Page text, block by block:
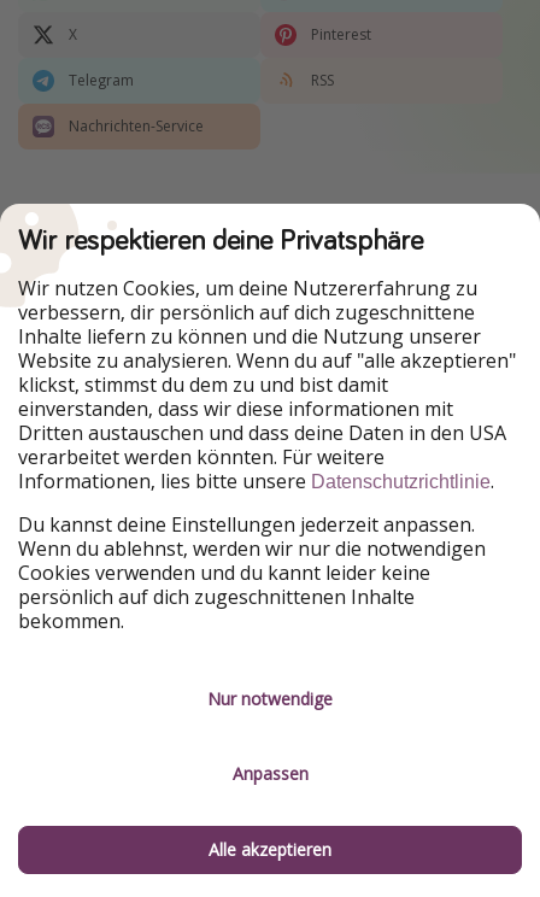
X Pinterest
Telegram RSS
Nachrichten-Service
Du willst keinen Deal mehr verpassen?
Dann lade unsere App herunter.
Urlaubspiraten ist Teil der HolidayPirates Group
Unsere Märkte
PiratinViaggio
HolidayPirates
VakantiePiraten
WakacyjniPiraci
Urlaubspiraten
ViajerosPiratas
TravelPirates
Unsere Gruppe
HolidayPirates Group
Presse
Partner
Rechtliches
Impressum
Unsere Regeln
Kontakt
Wir respektieren deine Privatsphäre
Wir nutzen Cookies, um deine Nutzererfahrung zu
verbessern, dir persönlich auf dich zugeschnittene
Inhalte liefern zu können und die Nutzung unserer
Website zu analysieren. Wenn du auf "alle akzeptieren"
klickst, stimmst du dem zu und bist damit
einverstanden, dass wir diese informationen mit
Dritten austauschen und dass deine Daten in den USA
verarbeitet werden könnten. Für weitere
Informationen, lies bitte unsere Datenschutzrichtlinie.
Du kannst deine Einstellungen jederzeit anpassen.
Wenn du ablehnst, werden wir nur die notwendigen
Cookies verwenden und du kannt leider keine
persönlich auf dich zugeschnittenen Inhalte
bekommen.
Nur notwendige
Anpassen
Alle akzeptieren